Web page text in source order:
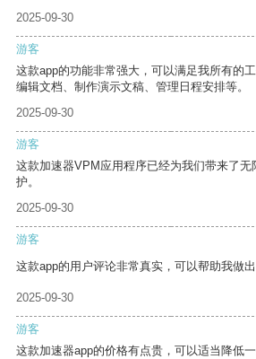
2025-09-30
游客
这款app的功能非常强大，可以满足我所有的
编辑文档、制作演示文稿、管理日程安排等。
2025-09-30
游客
这款加速器VPM应用程序已经为我们带来了
护。
2025-09-30
游客
这款app的用户评论非常真实，可以帮助我做出
2025-09-30
游客
这款加速器app的价格有点贵，可以适当降低